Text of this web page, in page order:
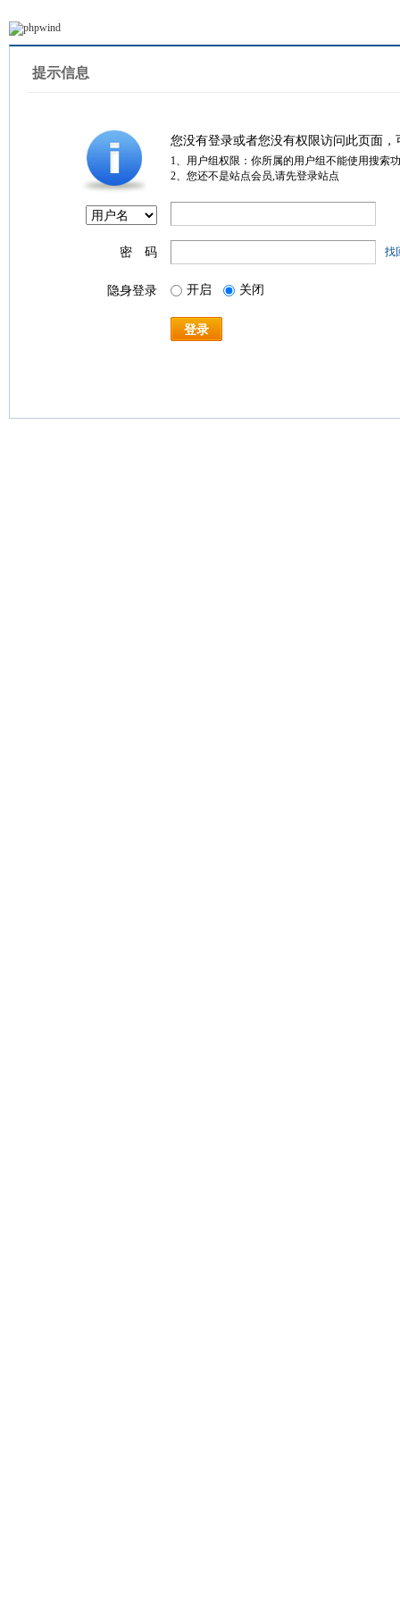
提示信息
您没有登录或者您没有权限访问此页面
1、用户组权限：你所属的用户组不能使用搜索
2、您还不是站点会员,请先登录站点
密 码 找
隐身登录 开启 关闭
登录